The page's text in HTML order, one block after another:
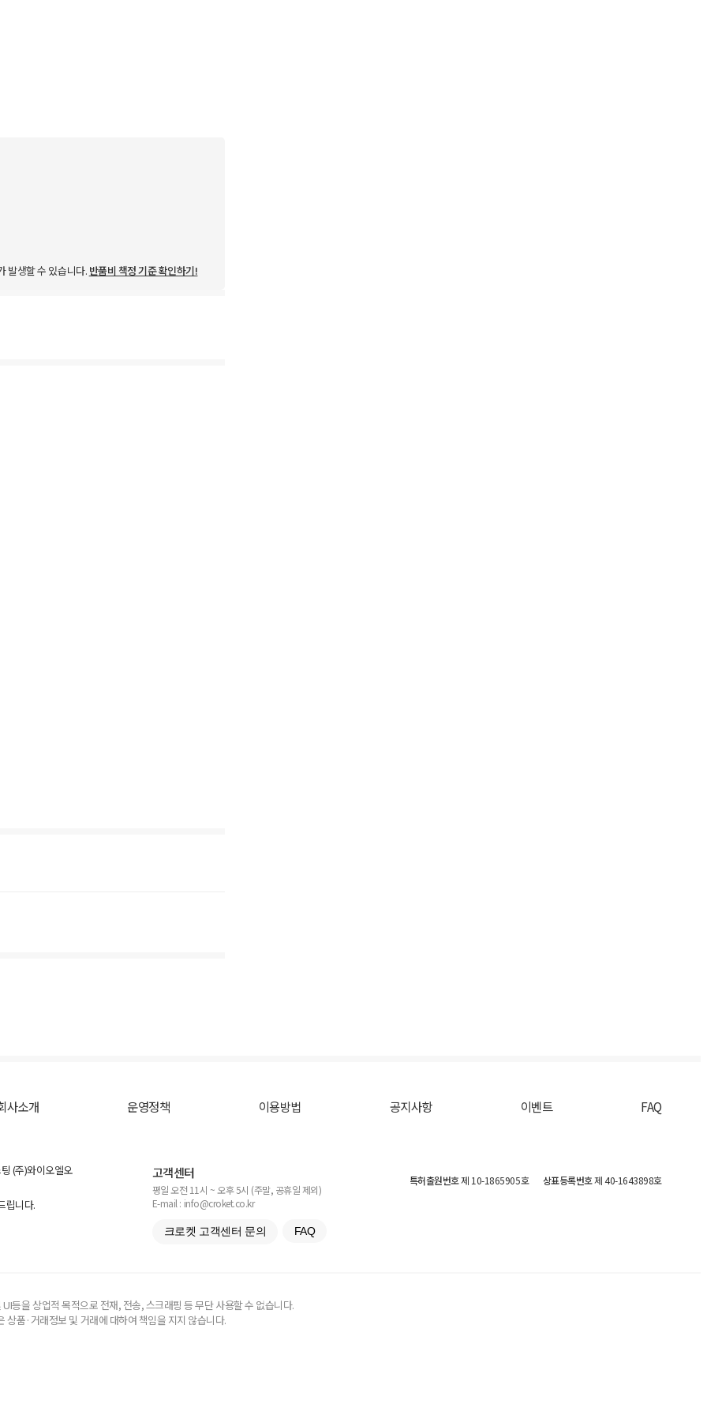
발생할 수 있습니다. 반품비 책정 기준 확인하기!
사소개 운영정책 이용방법 공지사항 이벤트 FAQ
(주)와이오엘오
립니다.
고객센터
평일 오전 11시 ~ 오후 5시 (주말, 공휴일 제외)
E-mail : info@croket.co.kr
크로켓 고객센터 문의 FAQ
특허출원번호제 10-1865905호 상표등록번호제 40-1643898호
등을 상업적 목적으로 전재, 전송, 스크래핑 등 무단 사용할 수 없습니다.
품·거래정보 및 거래에 대하여 책임을 지지 않습니다.